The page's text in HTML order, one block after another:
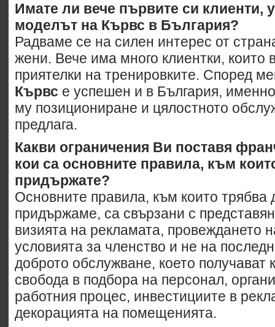
Имате ли вече първите си клиенти,
моделът на Кървс в България?
Радваме се на силен интерес от
жени. Вече има много клиентки, които
приятелки на тренировките. Според
Кървс е успешен и в България,
му позициониране и цялостното
предлага.
Какви ограничения Ви поставя
кои са основните правила, към
придържате?
Основните правила, към които трябва
придържаме, са свързани с
визията на рекламата, провеждането
условията за членство и не на
доброто обслужване, което
свобода в подбора на персонал,
работния процес, инвестициите в
декорацията на помещенията.